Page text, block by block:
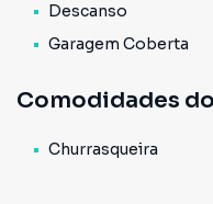
Descanso
Garagem Coberta
Comodidades
Churrasqueira